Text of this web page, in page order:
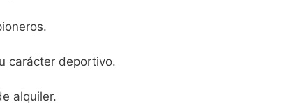
carácter deportivo.
alquiler.